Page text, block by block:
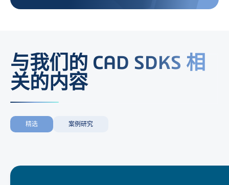
与我们的 CAD SDKS 相
关的内容
精选 案例研究